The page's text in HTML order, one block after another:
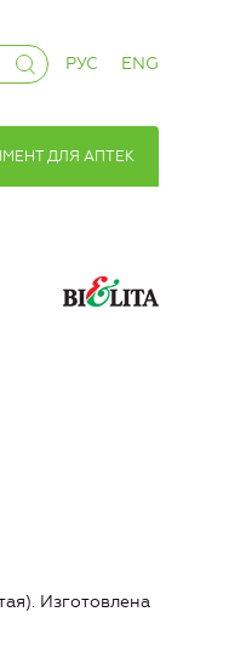
РУС ENG
ДЛЯ АПТЕК
Изготовлена